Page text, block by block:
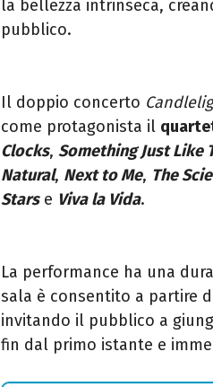
la bellezza intrinseca,
pubblico.
Il doppio concerto
come protagonista il
Clocks, Something Just Like
Natural, Next to Me, The
Starse Viva la Vida.
La performance ha una
sala è consentito a partire
invitando il pubblico a
fin dal primo istante e